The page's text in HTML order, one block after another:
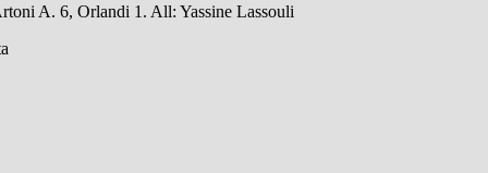
A. 6, Orlandi 1. All: Yassine Lassouli